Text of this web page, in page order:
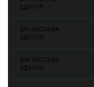
(ЦЕНТР)
БРАТИСЛАВА
(ЦЕНТР)
БРАТИСЛАВА
(ЦЕНТР)